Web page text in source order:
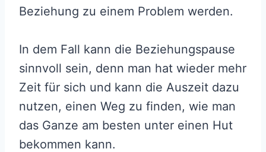
Beziehung zu einem Problem werden.
In dem Fall kann die Beziehungspause
sinnvoll sein, denn man hat wieder mehr
Zeit für sich und kann die Auszeit dazu
nutzen, einen Weg zu finden, wie man
das Ganze am besten unter einen Hut
bekommen kann.